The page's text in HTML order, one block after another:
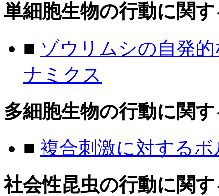
単細胞生物の行動に関
■ ゾウリムシの自発
ナミクス
多細胞生物の行動に関
■ 複合刺激に対する
社会性昆虫の行動に関